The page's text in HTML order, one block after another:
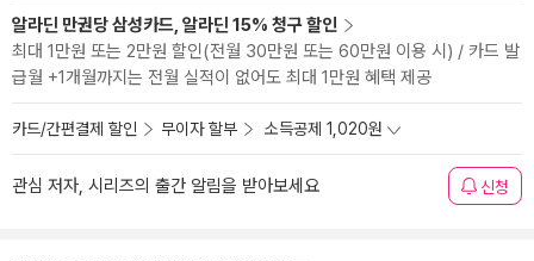
알라딘 만권당 삼성카드, 알라딘 15% 청구 할인
최대 1만원 또는 2만원 할인(전월 30만원 또는 60만원 이용 시) / 카드 발
급월 +1개월까지는 전월 실적이 없어도 최대 1만원 혜택 제공
카드/간편결제 할인 무이자 할부 소득공제 1,020원
관심 저자, 시리즈의 출간 알림을 받아보세요 신청